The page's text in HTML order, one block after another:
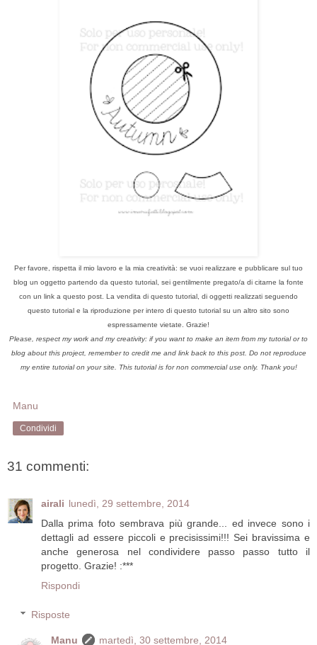
Per favore, rispetta il mio lavoro e la mia creatività: se vuoi realizzare e pubblicare sul tuo
blog un oggetto partendo da questo tutorial, sei gentilmente pregato/a di citarne la fonte
con un link a questo post. La vendita di questo tutorial, di oggetti realizzati seguendo
questo tutorial e la riproduzione per intero di questo tutorial su un altro sito sono
espressamente vietate. Grazie!
Please, respect my work and my creativity: if you want to make an item from my tutorial or to
blog about this project, remember to credit me and link back to this post. Do not reproduce
my entire tutorial on your site. This tutorial is for non commercial use only. Thank you!
Manu
Condividi
31 commenti:
airali lunedì, 29 settembre, 2014
Dalla prima foto sembrava più grande... ed invece sono i
dettagli ad essere piccoli e precisissimi!!! Sei bravissima e
anche generosa nel condividere passo passo tutto il
progetto. Grazie! :***
Rispondi
Risposte
Manu martedì, 30 settembre, 2014